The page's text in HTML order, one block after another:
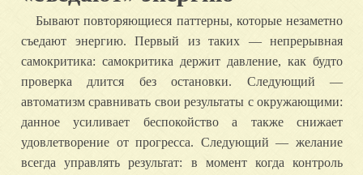
Бывают повторяющиеся паттерны, которые незаметно
съедают энергию. Первый из таких — непрерывная
самокритика: самокритика держит давление, как будто
проверка длится без остановки. Следующий —
автоматизм сравнивать свои результаты с окружающими:
данное усиливает беспокойство а также снижает
удовлетворение от прогресса. Следующий — желание
всегда управлять результат: в момент когда контроль